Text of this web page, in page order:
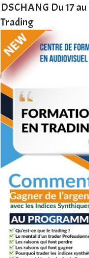
DSCHANG Du 17
Trading